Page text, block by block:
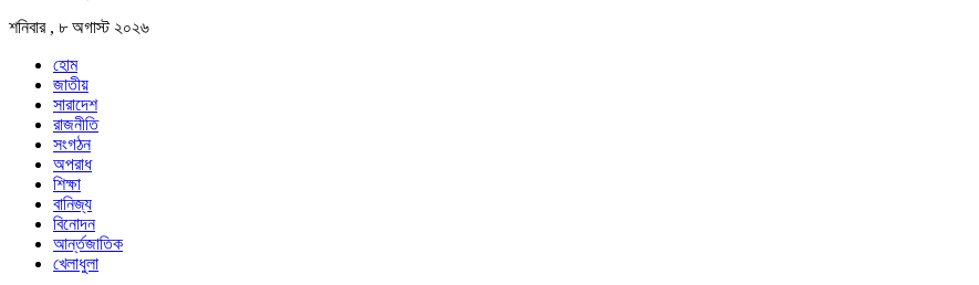
শনিবার , ৮ অগাস্ট ২০২৬
হোম
জাতীয়
সারাদেশ
রাজনীতি
সংগঠন
অপরাধ
শিক্ষা
বানিজ্য
বিনোদন
আর্ন্তজাতিক
খেলাধুলা